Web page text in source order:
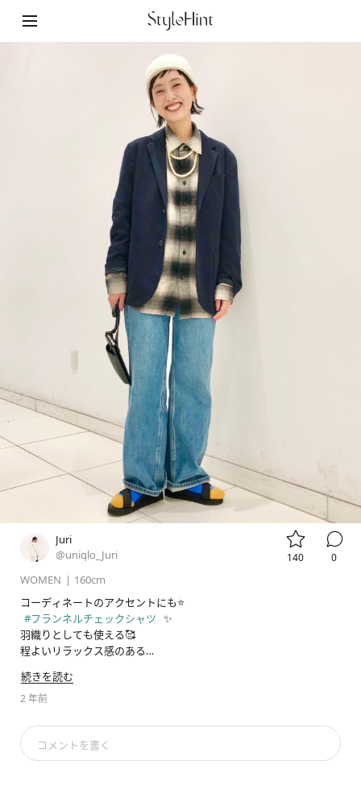
Juri
@uniqlo_Juri

140

0
WOMEN | 160cm
#フランネルチェックシャツ ✨
羽織りとしても使える🥰
程よいリラックス感のある
🌿いつもご覧頂き、ありがとうございます。
返信が出来ない仕様ですが🥲
嬉しく全て読んでおります🥰🌿
続きを読む
2 年前
コメントを書く